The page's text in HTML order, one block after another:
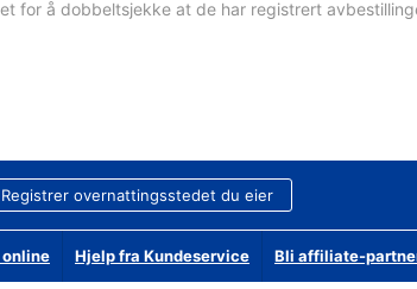
for å dobbeltsjekke at de har registrert
Registrer overnattingsstedet du eier
online Hjelp fra Kundeservice Bli affiliate-